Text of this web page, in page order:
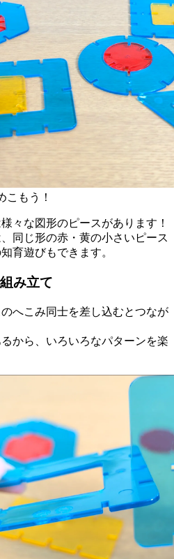
こもう！
々な図形のピースがあります！
同じ形の赤・黄の小さいピース
育遊びもできます。
み立て
へこみ同士を差し込むとつなが
から、いろいろなパターンを楽